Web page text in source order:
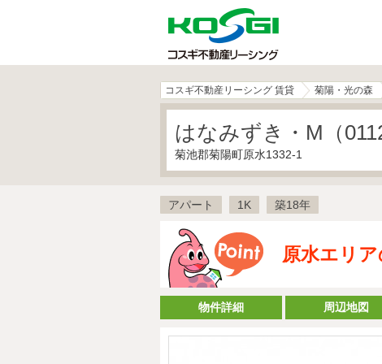
コスギ不動産リーシング 賃貸 菊陽・光の森
はなみずき・M（0112
菊池郡菊陽町原水1332-1
アパート 1K 築18年
原水エリ
物件詳細 周辺地図